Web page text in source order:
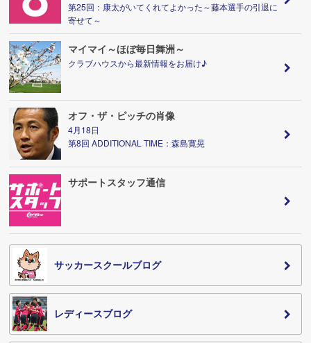
第25回：康太がいてくれてよかった～藤本選手の引退に
寄せて～
マイマイ～ほぼ毎日舞洲～
クラブハウスから最新情報をお届け♪
オフ・ザ・ピッチの肖像
4月18日
第8回 ADDITIONAL TIME：森島寛晃
サポートスタッフ通信
サッカースクールブログ
レディースブログ